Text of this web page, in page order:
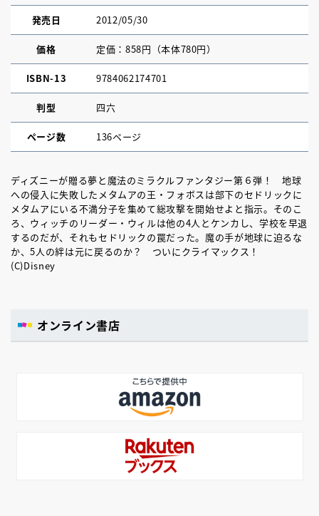
発売日 2012/05/30
価格 定価：858円（本体780円）
ISBN-13 9784062174701
判型 四六
ページ数 136ページ
ディズニーが贈る夢と魔法のミラクルファンタジー第６弾！ 地球
への侵入に失敗したメタムアの王・フォボスは部下のセドリックに
メタムアにいる不満分子を集めて総攻撃を開始せよと指示。そのこ
ろ、ウィッチのリーダー・ウィルは他の4人とケンカし、学校を早退
するのだが、それもセドリックの罠だった。魔の手が地球に迫るな
か、5人の絆は元に戻るのか？ ついにクライマックス！
(C)Disney
オンライン書店